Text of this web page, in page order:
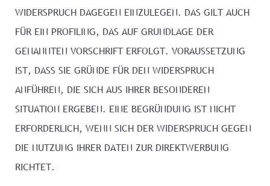
WIDERSPRUCH DAGEGEN EINZULEGEN. DAS GILT AUCH
FÜR EIN PROFILING, DAS AUF GRUNDLAGE DER
GENANNTEN VORSCHRIFT ERFOLGT. VORAUSSETZUNG
IST, DASS SIE GRÜNDE FÜR DEN WIDERSPRUCH
ANFÜHREN, DIE SICH AUS IHRER BESONDEREN
SITUATION ERGEBEN. EINE BEGRÜNDUNG IST NICHT
ERFORDERLICH, WENN SICH DER WIDERSPRUCH GEGEN
DIE NUTZUNG IHRER DATEN ZUR DIREKTWERBUNG
RICHTET.